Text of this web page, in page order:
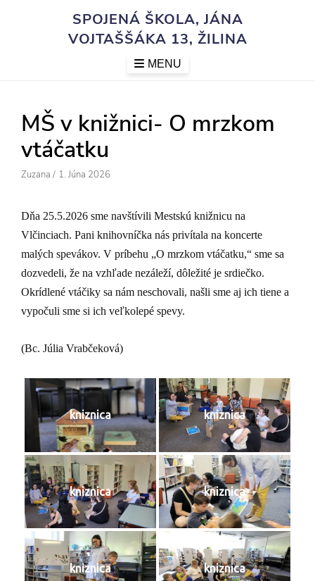
SPOJENÁ ŠKOLA, JÁNA
VOJTAŠŠÁKA 13, ŽILINA
MENU
MŠ v knižnici- O mrzkom
vtáčatku
Author
Zuzana / Posted
1. Júna 2026
Dňa 25.5.2026 sme navštívili Mestskú knižnicu na
Vlčinciach. Pani knihovníčka nás privítala na koncerte
malých spevákov. V príbehu „O mrzkom vtáčatku,“ sme sa
dozvedeli, že na vzhľade nezáleží, dôležité je srdiečko.
Okrídlené vtáčiky sa nám neschovali, našli sme aj ich tiene a
vypočuli sme si ich veľkolepé spevy.
(Bc. Júlia Vrabčeková)
kniznica kniznica
kniznica kniznica
kniznica kniznica